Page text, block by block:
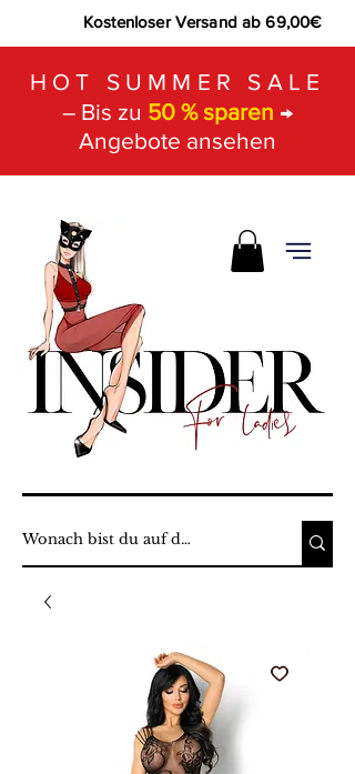
Kostenloser Versand ab 69,00€
HOT SUMMER SALE
– Bis zu 50 % sparen →
Angebote ansehen